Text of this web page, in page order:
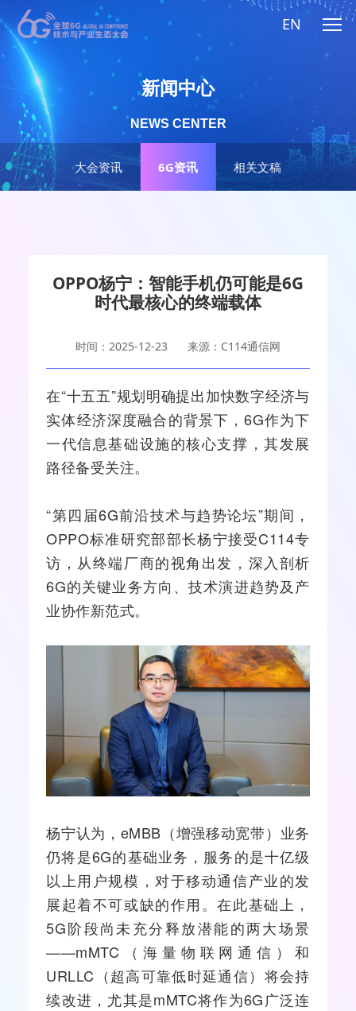
EN
大会资讯 6G资讯 相关文稿
新闻中心
NEWS CENTER
OPPO杨宁：智能手机仍可能是6G
时代最核心的终端载体
时间：2025-12-23 来源：C114通信网
在“十五五”规划明确提出加快数字经济与
实体经济深度融合的背景下，6G作为下
一代信息基础设施的核心支撑，其发展
路径备受关注。
“第四届6G前沿技术与趋势论坛”期间，
OPPO标准研究部部长杨宁接受C114专
访，从终端厂商的视角出发，深入剖析
6G的关键业务方向、技术演进趋势及产
业协作新范式。
杨宁认为，eMBB（增强移动宽带）业务
仍将是6G的基础业务，服务的是十亿级
以上用户规模，对于移动通信产业的发
展起着不可或缺的作用。在此基础上，
5G阶段尚未充分释放潜能的两大场景
——mMTC（海量 物联网通信）和
URLLC（超高可靠低时延通信）将会持
续改进，尤其是mMTC将作为6G广泛连